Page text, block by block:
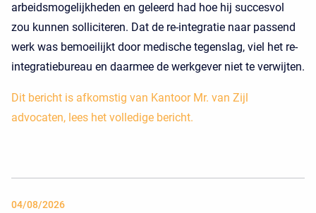
arbeidsmogelijkheden en geleerd had hoe hij succesvol
zou kunnen solliciteren. Dat de re-integratie naar passend
werk was bemoeilijkt door medische tegenslag, viel het re-
integratiebureau en daarmee de werkgever niet te verwijten.
Dit bericht is afkomstig van Kantoor Mr. van Zijl
advocaten, lees het volledige bericht.
04/08/2026